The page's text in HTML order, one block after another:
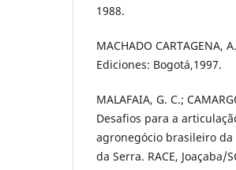
1988.
MACHADO
Ediciones: Bogotá,1997.
MALAFAIA, G. C.;
Desafios para a
agronegócio brasileiro da
da Serra. RACE,